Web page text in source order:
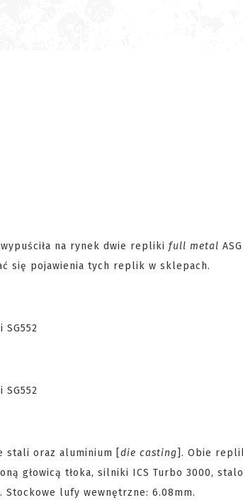
na rynek dwie repliki full metal
się pojawienia tych replik w sklepach.
stali oraz aluminium [die casting]. Obie
głowicą tłoka, silniki ICS Turbo 3000,
Stockowe lufy wewnętrzne: 6.08mm.